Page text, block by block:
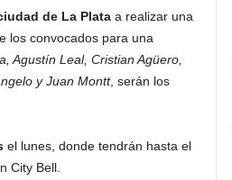
de La Plataa realizar una
los convocados para una
Agustín Leal, Cristian Agüero,
y Juan Montt, serán los
el lunes, donde tendrán hasta el
City Bell.